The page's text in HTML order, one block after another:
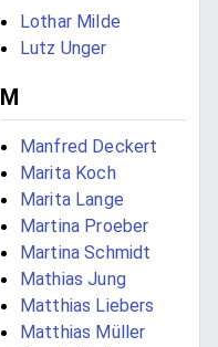
Lothar Milde
Lutz Unger
M
Manfred Deckert
Marita Koch
Marita Lange
Martina Proeber
Martina Schmidt
Mathias Jung
Matthias Liebers
Matthias Müller